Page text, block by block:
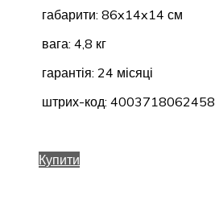
габарити: 86x14x14 см
вага: 4,8 кг
гарантія: 24 місяці
штрих-код: 4003718062458
Купити